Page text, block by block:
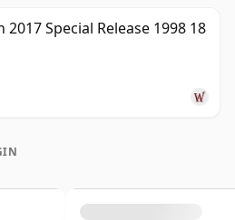
2017 Special Release 1998 18